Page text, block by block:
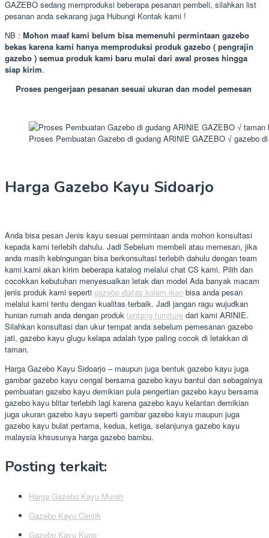
GAZEBO sedang memproduksi beberapa pesanan pembeli, silahkan list
pesanan anda sekarang juga Hubungi Kontak kami !
NB : Mohon maaf kami belum bisa memenuhi permintaan gazebo
bekas karena kami hanya memproduksi produk gazebo ( pengrajin
gazebo ) semua produk kami baru mulai dari awal proses hingga
siap kirim.
Proses pengerjaan pesanan sesuai ukuran dan model pemesan
Proses Pembuatan Gazebo di gudang ARINIE GAZEBO √ gazebo
Harga Gazebo Kayu Sidoarjo
Anda bisa pesan Jenis kayu sesuai permintaan anda mohon konsultasi
kepada kami terlebih dahulu. Jadi Sebelum membeli atau memesan, jika
anda masih kebingungan bisa berkonsultasi terlebih dahulu dengan team
kami.kami akan kirim beberapa katalog melalui chat CS kami. Pilih dan
cocokkan kebutuhan menyesuaikan letak dan model Ada banyak macam
jenis produk kami seperti gazebo diatas kolam ikan bisa anda pesan
melalui kami tentu dengan kualitas terbaik. Jadi jangan ragu wujudkan
hunian rumah anda dengan produk tentang furniture dari kami ARINIE.
Silahkan konsultasi dan ukur tempat anda sebelum pemesanan gazebo
jati, gazebo kayu glugu kelapa adalah type paling cocok di letakkan di
taman.
Harga Gazebo Kayu Sidoarjo – maupun juga bentuk gazebo kayu juga
gambar gazebo kayu cengal bersama gazebo kayu bantul dan sebagainya
pembuatan gazebo kayu demikian pula pengertian gazebo kayu bersama
gazebo kayu blitar terlebih lagi karena gazebo kayu kelantan demikian
juga ukuran gazebo kayu seperti gambar gazebo kayu maupun juga
gazebo kayu bulat pertama, kedua, ketiga, selanjunya gazebo kayu
malaysia khsusunya harga gazebo bambu.
Posting terkait:
Harga Gazebo Kayu Murah
Gazebo Kayu Cantik
Gazebo Kayu Kuno